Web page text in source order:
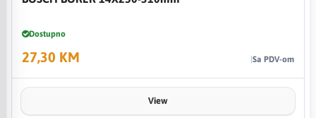
Dostupno
27,30 KM Sa PDV-om
View